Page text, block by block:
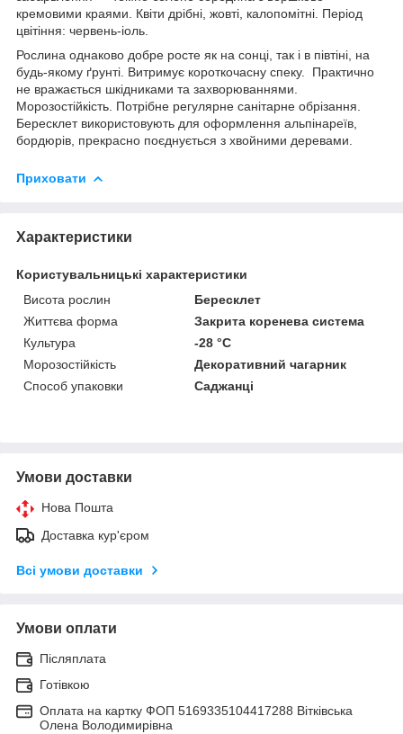
кремовими краями. Квіти дрібні, жовті, калопомітні. Період
цвітіння: червень-іоль.
Рослина однаково добре росте як на сонці, так і в півтіні, на
будь-якому ґрунті. Витримує короткочасну спеку. Практично
не вражається шкідниками та захворюваннями.
Морозостійкість. Потрібне регулярне санітарне обрізання.
Бересклет використовують для оформлення альпінареїв,
бордюрів, прекрасно поєднується з хвойними деревами.
Приховати
Характеристики
Користувальницькі характеристики
Висота рослин
Бересклет
Життєва форма
Закрита коренева система
Культура
-28 °C
Морозостійкість
Декоративний чагарник
Способ упаковки
Саджанці
Умови доставки
Нова Пошта
Доставка кур'єром
Всі умови доставки
Умови оплати
Післяплата
Готівкою
Оплата на картку ФОП 5169335104417288 Вітківська
Олена Володимирівна